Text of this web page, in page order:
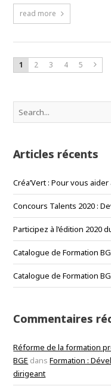
read more
1 2 3 4 5
Articles récents
Créa’Vert : Pour vous
Concours Talents 2020 :
Participez à l’édition 2020
Catalogue de Formation
Catalogue de Formation
Commentaires
Réforme de la formation
BGE dansFormation :
dirigeant